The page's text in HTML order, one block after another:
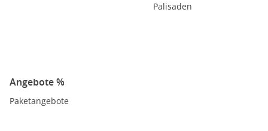
Palisaden
Angebote %
Paketangebote